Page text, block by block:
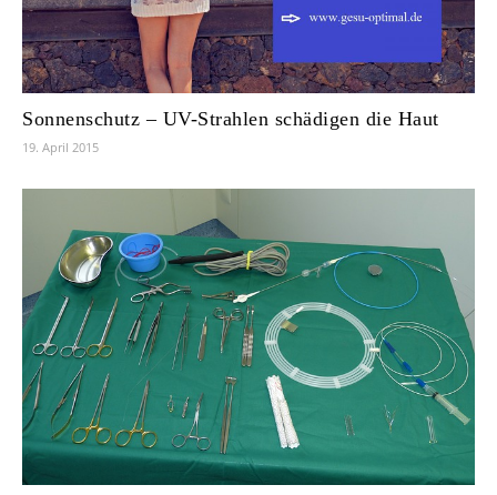
Sonnenschutz – UV-Strahlen schädigen die Haut
19. April 2015